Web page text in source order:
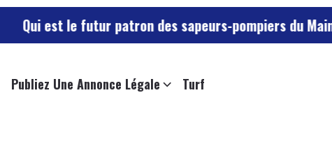
le futur patron des sapeurs-pompiers du Maine-et-Loire
Publiez Une Annonce Légale Turf